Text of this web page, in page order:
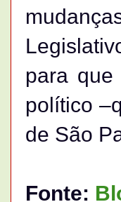
para
político
de São
Fonte: